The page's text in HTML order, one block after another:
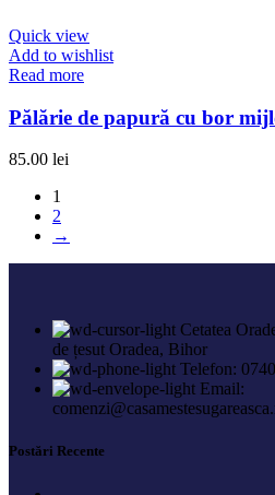
Quick view
Add to wishlist
Read more
Pălărie de papură cu bor
85.00 lei
1
2
→
Cetatea
de țesut Oradea, Bihor
Telefon:
Email:
Postări Recente